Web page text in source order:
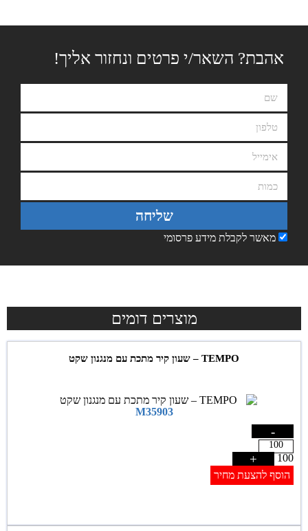
אהבת? השאר/י פרטים ונחזור אליך!
מאשר לקבלת מידע פרסומי
שליחה
מוצרים דומים
TEMPO – שעון קיר מתכת עם מנגנון שקט
M35903
-
100
+
הוסף להצעת מחיר